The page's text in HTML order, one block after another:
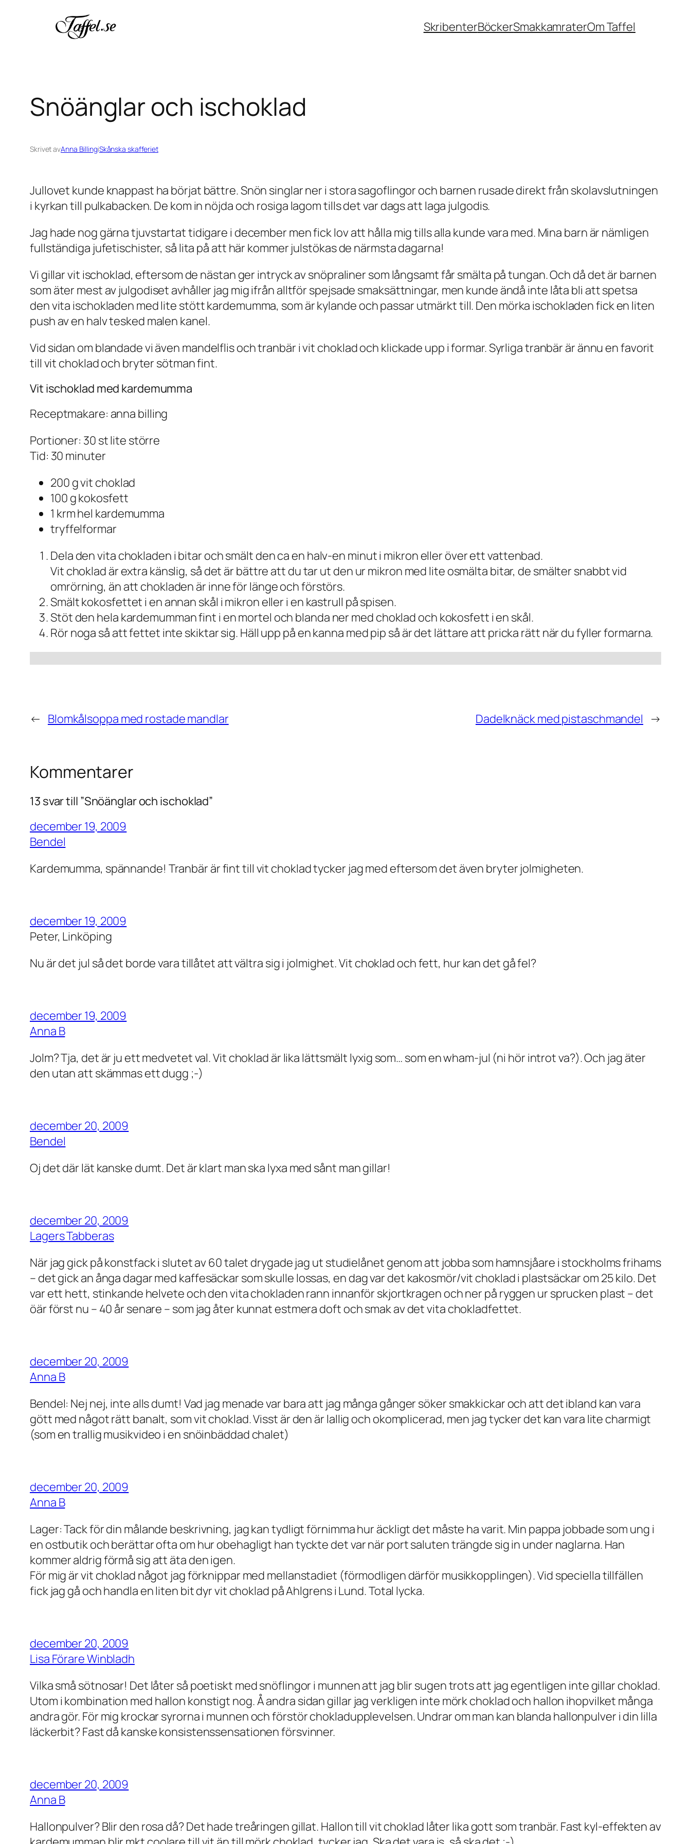
SkribenterBöckerSmakkamraterOm Taffel
Snöänglar och ischoklad
Skrivet avAnna BillingiSkånska skafferiet
Jullovet kunde knappast ha börjat bättre. Snön singlar ner i stora sagoflingor och barnen rusade direkt från skolavslutningen
i kyrkan till pulkabacken. De kom in nöjda och rosiga lagom tills det var dags att laga julgodis.
Jag hade nog gärna tjuvstartat tidigare i december men fick lov att hålla mig tills alla kunde vara med. Mina barn är nämligen
fullständiga jufetischister, så lita på att här kommer julstökas de närmsta dagarna!
Vi gillar vit ischoklad, eftersom de nästan ger intryck av snöpraliner som långsamt får smälta på tungan. Och då det är barnen
som äter mest av julgodiset avhåller jag mig ifrån alltför spejsade smaksättningar, men kunde ändå inte låta bli att spetsa
den vita ischokladen med lite stött kardemumma, som är kylande och passar utmärkt till. Den mörka ischokladen fick en liten
push av en halv tesked malen kanel.
Vid sidan om blandade vi även mandelflis och tranbär i vit choklad och klickade upp i formar. Syrliga tranbär är ännu en favorit
till vit choklad och bryter sötman fint.
Vit ischoklad med kardemumma
Receptmakare: anna billing
Portioner: 30 st lite större
Tid: 30 minuter
200 g vit choklad
100 g kokosfett
1 krm hel kardemumma
tryffelformar
Dela den vita chokladen i bitar och smält den ca en halv-en minut i mikron eller över ett vattenbad.
Vit choklad är extra känslig, så det är bättre att du tar ut den ur mikron med lite osmälta bitar, de smälter snabbt vid
omrörning, än att chokladen är inne för länge och förstörs.
Smält kokosfettet i en annan skål i mikron eller i en kastrull på spisen.
Stöt den hela kardemumman fint i en mortel och blanda ner med choklad och kokosfett i en skål.
Rör noga så att fettet inte skiktar sig. Häll upp på en kanna med pip så är det lättare att pricka rätt när du fyller formarna.
← Blomkålsoppa med rostade mandlar Dadelknäck med pistaschmandel →
Kommentarer
13 svar till ”Snöänglar och ischoklad”
december 19, 2009
Bendel
Kardemumma, spännande! Tranbär är fint till vit choklad tycker jag med eftersom det även bryter jolmigheten.
december 19, 2009
Peter, Linköping
Nu är det jul så det borde vara tillåtet att vältra sig i jolmighet. Vit choklad och fett, hur kan det gå fel?
december 19, 2009
Anna B
Jolm? Tja, det är ju ett medvetet val. Vit choklad är lika lättsmält lyxig som… som en wham-jul (ni hör introt va?). Och jag äter
den utan att skämmas ett dugg ;-)
december 20, 2009
Bendel
Oj det där lät kanske dumt. Det är klart man ska lyxa med sånt man gillar!
december 20, 2009
Lagers Tabberas
När jag gick på konstfack i slutet av 60 talet drygade jag ut studielånet genom att jobba som hamnsjåare i stockholms frihams
– det gick an ånga dagar med kaffesäckar som skulle lossas, en dag var det kakosmör/vit choklad i plastsäckar om 25 kilo. Det
var ett hett, stinkande helvete och den vita chokladen rann innanför skjortkragen och ner på ryggen ur sprucken plast – det
öär först nu – 40 år senare – som jag åter kunnat estmera doft och smak av det vita chokladfettet.
december 20, 2009
Anna B
Bendel: Nej nej, inte alls dumt! Vad jag menade var bara att jag många gånger söker smakkickar och att det ibland kan vara
gött med något rätt banalt, som vit choklad. Visst är den är lallig och okomplicerad, men jag tycker det kan vara lite charmigt
(som en trallig musikvideo i en snöinbäddad chalet)
december 20, 2009
Anna B
Lager: Tack för din målande beskrivning, jag kan tydligt förnimma hur äckligt det måste ha varit. Min pappa jobbade som ung i
en ostbutik och berättar ofta om hur obehagligt han tyckte det var när port saluten trängde sig in under naglarna. Han
kommer aldrig förmå sig att äta den igen.
För mig är vit choklad något jag förknippar med mellanstadiet (förmodligen därför musikkopplingen). Vid speciella tillfällen
fick jag gå och handla en liten bit dyr vit choklad på Ahlgrens i Lund. Total lycka.
december 20, 2009
Lisa Förare Winbladh
Vilka små sötnosar! Det låter så poetiskt med snöflingor i munnen att jag blir sugen trots att jag egentligen inte gillar choklad.
Utom i kombination med hallon konstigt nog. Å andra sidan gillar jag verkligen inte mörk choklad och hallon ihopvilket många
andra gör. För mig krockar syrorna i munnen och förstör chokladupplevelsen. Undrar om man kan blanda hallonpulver i din lilla
läckerbit? Fast då kanske konsistenssensationen försvinner.
december 20, 2009
Anna B
Hallonpulver? Blir den rosa då? Det hade treåringen gillat. Hallon till vit choklad låter lika gott som tranbär. Fast kyl-effekten av